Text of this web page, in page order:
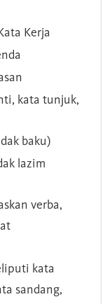
Kerja
kata tunjuk,
baku)
lazim
verba,
kata
sandang,